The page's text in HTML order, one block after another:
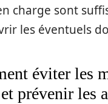
charge sont
les éventuels
éviter les
prévenir les